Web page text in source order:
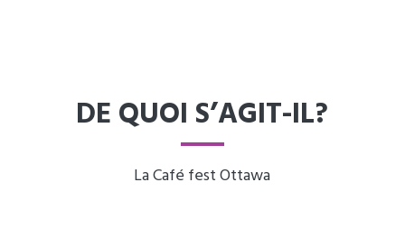
DE QUOI S’AGIT-IL?
La Café fest Ottawa